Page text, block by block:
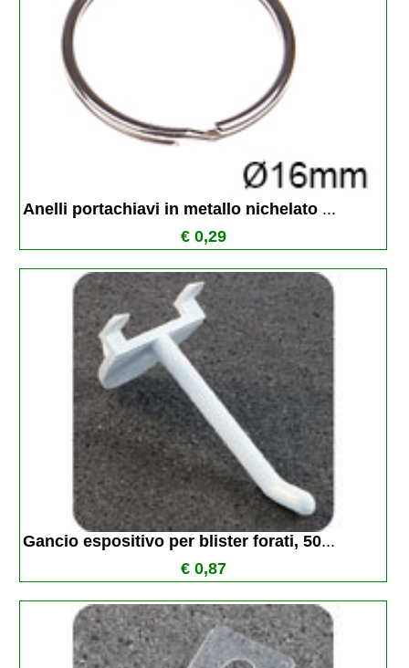
Anelli portachiavi in metallo nichelato ...
€ 0,29
Gancio espositivo per blister forati, 50...
€ 0,87